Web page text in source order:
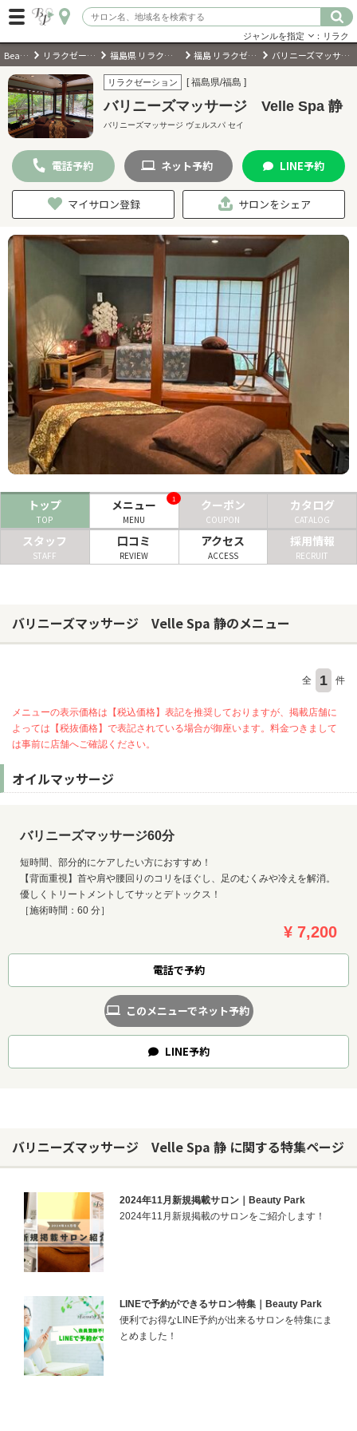
ログイン
会員登録（無料）
キーワード検索
ジャンルを選択
キーワードで検索
近くのサロンを探す
現在地から探す
ヘアサロン
ネイルサロン
まつげサロン
リラクゼーションサロン
美容クリニック
ネイルカタログ
メンズカタログ
ジャンルを指定 ：リラク
BeautyPark リラクゼーションサロン 福島県 リラクゼーションサロン 福島 リラクゼーションサロン バリニーズマッサージ Velle Spa 静
リラクゼーション [ 福島県/福島 ]
バリニーズマッサージ Velle Spa 静
バリニーズマッサージ ヴェルスパ セイ
電話予約 ネット予約 LINE予約
マイサロン登録 サロンをシェア
トップ
TOP
メニュー
MENU
1 クーポン
COUPON
カタログ
CATALOG
スタッフ
STAFF
口コミ
REVIEW
アクセス
ACCESS
採用情報
RECRUIT
バリニーズマッサージ Velle Spa 静のメニュー
全 1 件
メニューの表示価格は【税込価格】表記を推奨しておりますが、掲載店舗に
よっては【税抜価格】で表記されている場合が御座います。料金つきまして
は事前に店舗へご確認ください。
オイルマッサージ
バリニーズマッサージ60分
短時間、部分的にケアしたい方におすすめ！
【背面重視】首や肩や腰回りのコリをほぐし、足のむくみや冷えを解消。
優しくトリートメントしてサッとデトックス！
［施術時間：60 分］
¥ 7,200
電話で予約
このメニューでネット予約
LINE予約
バリニーズマッサージ Velle Spa 静 に関する特集ページ
2024年11月新規掲載サロン｜Beauty Park
2024年11月新規掲載のサロンをご紹介します！
LINEで予約ができるサロン特集｜Beauty Park
便利でお得なLINE予約が出来るサロンを特集にま
とめました！